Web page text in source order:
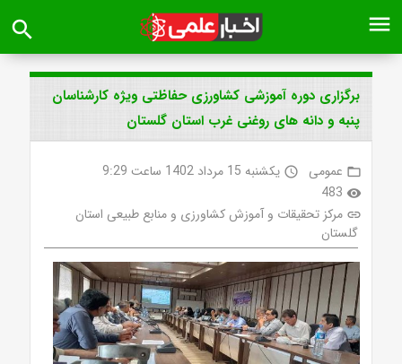
menu
search
برگزاری دوره آموزشی کشاورزی حفاظتی ویژه کارشناسان
پنبه و دانه های روغنی غرب استان گلستان
folder_open عمومی access_time یکشنبه 15 مرداد 1402 ساعت 9:29
visibility
483
link مرکز تحقیقات و آموزش کشاورزی و منابع طبیعی استان
گلستان